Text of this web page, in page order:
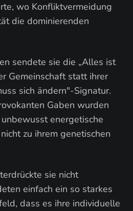
wo Konfliktvermeidung
die dominierenden
sendete sie die „Alles ist
Gemeinschaft statt ihrer
sich ändern"-Signatur.
Gaben wurden
energetische
zu ihrem genetischen
sie nicht
einfach ein so starkes
dass es ihre individuelle